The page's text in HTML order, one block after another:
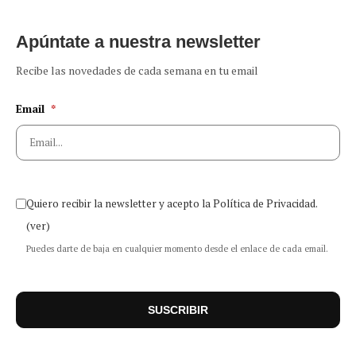
Apúntate a nuestra newsletter
Recibe las novedades de cada semana en tu email
Email *
Quiero recibir la newsletter y acepto la Política de Privacidad.
(ver)
Puedes darte de baja en cualquier momento desde el enlace de cada email.